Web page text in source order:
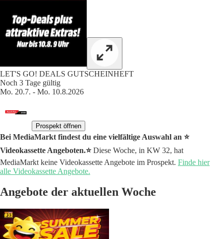
LET'S GO! DEALS GUTSCHEINHEFT
Noch 3 Tage gültig
Mo. 20.7. - Mo. 10.8.2026
Prospekt öffnen
Bei MediaMarkt findest du eine vielfältige Auswahl an ⭐️
Videokassette Angeboten.⭐️Diese Woche, in KW 32, hat
MediaMarkt keine Videokassette Angebote im Prospekt. Finde hier
alle Videokassette Angebote.
Angebote der aktuellen Woche